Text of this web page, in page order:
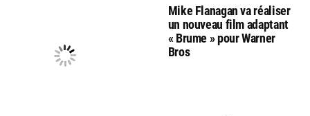
Mike Flanagan va réaliser
un nouveau film adaptant
« Brume » pour Warner
Bros